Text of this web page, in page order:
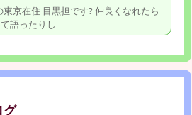
京在住 目黒担です? 仲良くなれたら
語ったりし
グ